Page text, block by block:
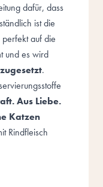
dafür, dass
ist die
auf die
und es wird
.
Aus Liebe.
Katzen
Rindfleisch